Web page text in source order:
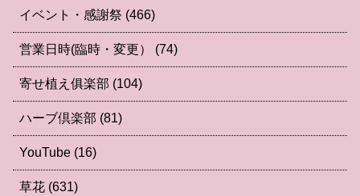
イベント・感謝祭 (466)
営業日時(臨時・変更） (74)
寄せ植え俱楽部 (104)
ハーブ倶楽部 (81)
YouTube (16)
草花 (631)